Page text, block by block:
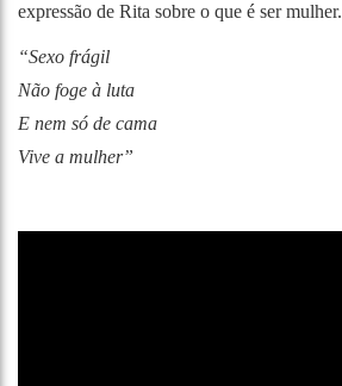
expressão de Rita sobre o que é ser mulher.
“Sexo frágil
Não foge à luta
E nem só de cama
Vive a mulher”